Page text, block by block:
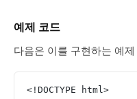
예제 코드
다음은 이를 구현하는 예
<!DOCTYPE html>